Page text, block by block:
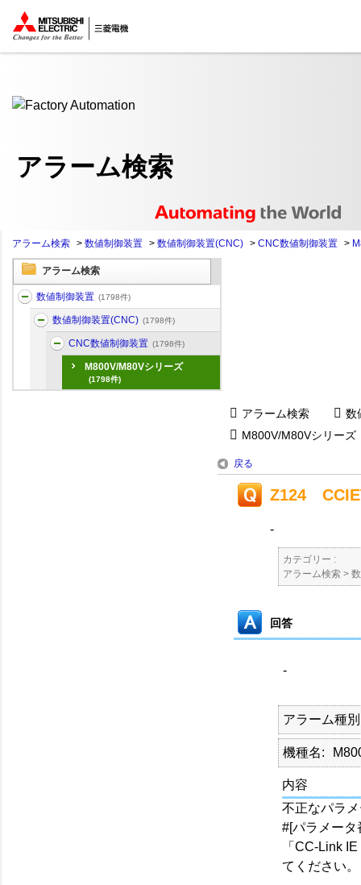
ここから本文
アラーム検索
アラーム検索 > 数値制御装置 > 数値制御装置(CNC) > CNC数値制御装置 >
アラーム検索
数値制御装置 (1798件)
数値制御装置(CNC) (1798件)
CNC数値制御装置 (1798件)
M800V/M80Vシリーズ
(1798件)
アラーム検索
数
M800V/M80Vシリーズ
戻る
Z124
-
カテゴリー :
アラーム検索 >
回答
-
アラーム種別
機種名
内容
不正なパラ
#[パラメータ
「CC-Link
てください。